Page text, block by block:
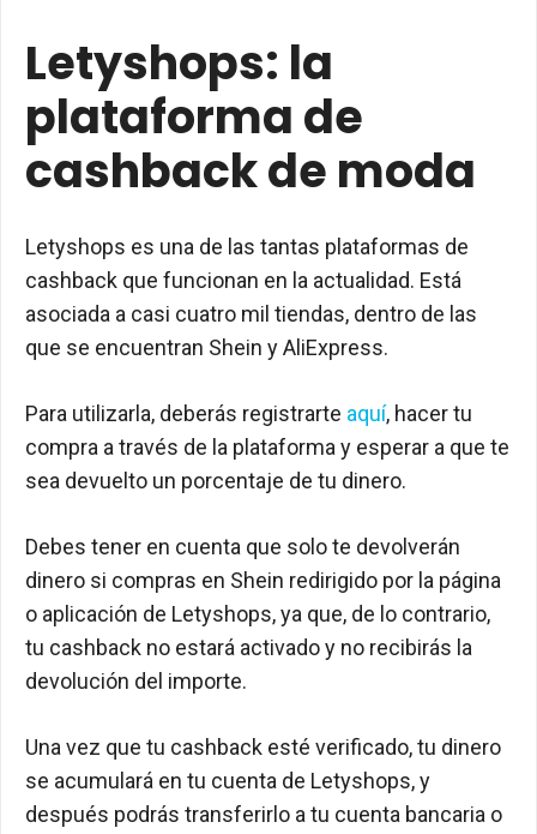
Letyshops: la
plataforma de
cashback de moda
Letyshops es una de las tantas plataformas de
cashback que funcionan en la actualidad. Está
asociada a casi cuatro mil tiendas, dentro de las
que se encuentran Shein y AliExpress.
Para utilizarla, deberás registrarte aquí, hacer tu
compra a través de la plataforma y esperar a que te
sea devuelto un porcentaje de tu dinero.
Debes tener en cuenta que solo te devolverán
dinero si compras en Shein redirigido por la página
o aplicación de Letyshops, ya que, de lo contrario,
tu cashback no estará activado y no recibirás la
devolución del importe.
Una vez que tu cashback esté verificado, tu dinero
se acumulará en tu cuenta de Letyshops, y
después podrás transferirlo a tu cuenta bancaria o